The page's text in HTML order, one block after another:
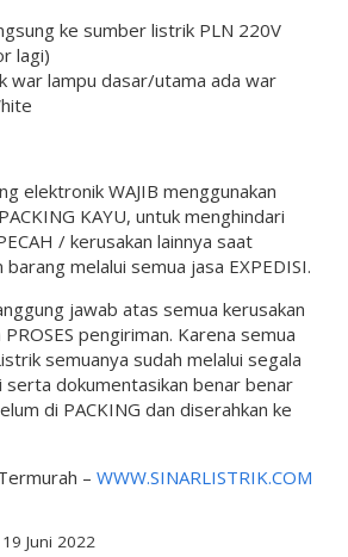
ke sumber listrik PLN 220V
lagi)
war lampu dasar/utama ada war
elektronik WAJIB menggunakan
KAYU, untuk menghindari
/ kerusakan lainnya saat
melalui semua jasa EXPEDISI.
jawab atas semua kerusakan
pengiriman. Karena semua
semuanya sudah melalui segala
serta dokumentasikan benar benar
di PACKING dan diserahkan ke
– WWW.SINARLISTRIK.COM
Juni 2022